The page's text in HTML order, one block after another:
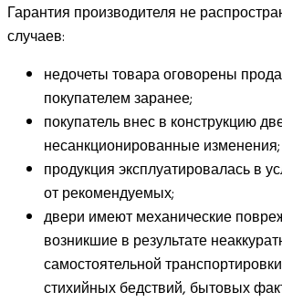
Гарантия производителя не
случаев:
недочеты товара оговорены
покупателем заранее;
покупатель внес в конструкцию
несанкционированные изменения;
продукция эксплуатировалась в
от рекомендуемых;
двери имеют механические
возникшие в результате
самостоятельной
стихийных бедствий, бытовых